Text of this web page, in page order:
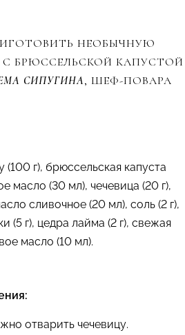
НЕОБЫЧНУЮ
С БРЮССЕЛЬСКОЙ КАПУСТОЙ
СИПУГИНА, ШЕФ-ПОВАРА
(100 г), брюссельская капуста
масло (30 мл), чечевица (20 г),
асло сливочное (20 мл), соль (2 г),
(5 г), цедра лайма (2 г), свежая
масло (10 мл).
отварить чечевицу.